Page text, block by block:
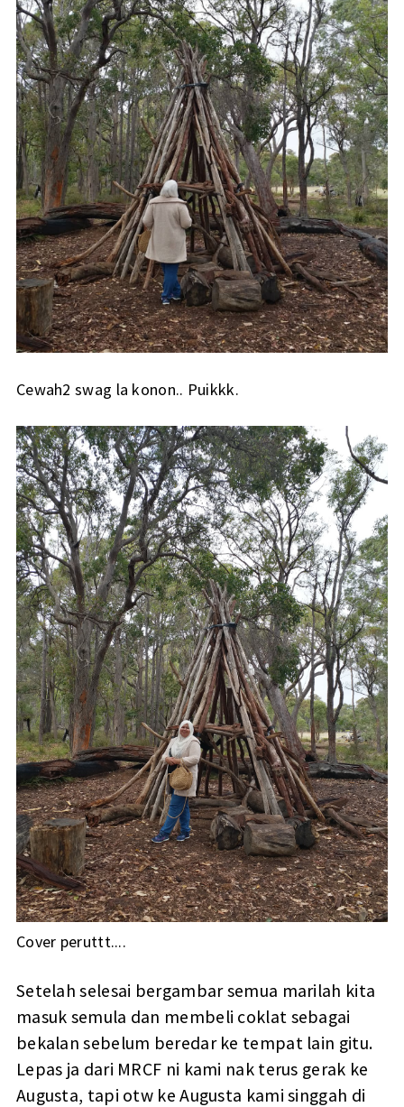
Cewah2 swag la konon.. Puikkk.
Cover peruttt....
Setelah selesai bergambar semua marilah kita
masuk semula dan membeli coklat sebagai
bekalan sebelum beredar ke tempat lain gitu.
Lepas ja dari MRCF ni kami nak terus gerak ke
Augusta, tapi otw ke Augusta kami singgah di